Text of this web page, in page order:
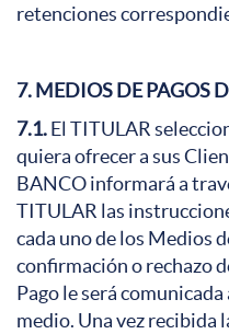
retenciones
7. MEDIOS DE PAGOS
7.1.El TITULAR
quiera ofrecer a sus
BANCO informará a
TITULAR las
cada uno de los Medios
confirmación o rechazo
Pago le será
medio. Una vez recibida